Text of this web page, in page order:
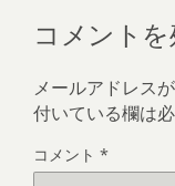
コメント
メールアドレス
付いている欄は
コメント *